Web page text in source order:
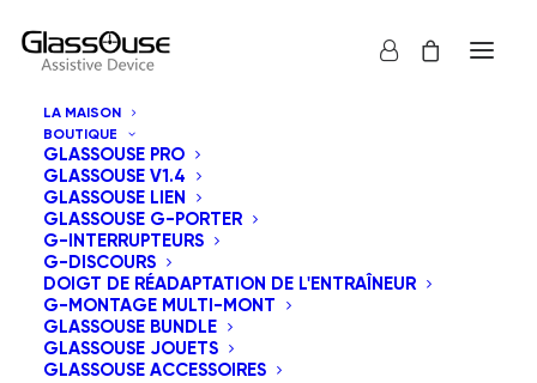
LA MAISON
BOUTIQUE
GLASSOUSE PRO
GLASSOUSE V1.4
GLASSOUSE LIEN
GLASSOUSE G-PORTER
G-INTERRUPTEURS
G-DISCOURS
DOIGT DE RÉADAPTATION DE L'ENTRAÎNEUR
G-MONTAGE MULTI-MONT
GLASSOUSE BUNDLE
GLASSOUSE JOUETS
GLASSOUSE ACCESSOIRES
Tous GlassOuse Jouets
Tri par tarif croissant
Tri par défaut
Tri par popularité